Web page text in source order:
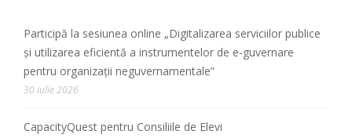
Participă la sesiunea online „Digitalizarea serviciilor publice
și utilizarea eficientă a instrumentelor de e-guvernare
pentru organizații neguvernamentale”
30 iulie 2026
CapacityQuest pentru Consiliile de Elevi